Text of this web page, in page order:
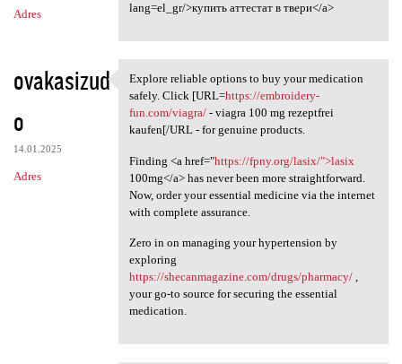
Adres
lang=el_gr/>купить аттестат в твери</a>
ovakasizud
o
14.01.2025
Adres
Explore reliable options to
Explore reliable options to buy your medication
safely. Click [URL=https://embroidery-
fun.com/viagra/- viagra 100 mg rezeptfrei
kaufen[/URL - for genuine products.
Finding <a href="https://fpny.org/lasix/">lasix
100mg</a> has never been more straightforward.
Now, order your essential medicine via the internet
with complete assurance.
Zero in on managing your hypertension by
exploring
https://shecanmagazine.com/drugs/pharmacy/,
your go-to source for securing the essential
medication.